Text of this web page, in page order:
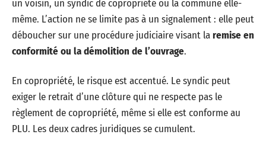
un voisin, un syndic de copropriété ou la commune elle-
même. L’action ne se limite pas à un signalement : elle peut
déboucher sur une procédure judiciaire visant laremise en
conformité ou la démolition de l’ouvrage.
En copropriété, le risque est accentué. Le syndic peut
exiger le retrait d’une clôture qui ne respecte pas le
règlement de copropriété, même si elle est conforme au
PLU. Les deux cadres juridiques se cumulent.